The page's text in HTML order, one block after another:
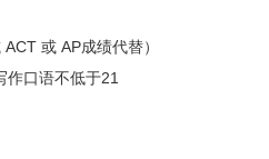
或 AP成绩代替）
口语不低于21